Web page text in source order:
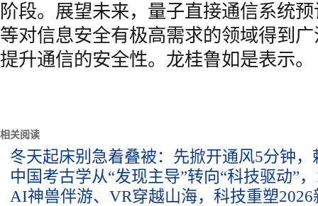
阶段。展望未来，量子直接通信系统
等对信息安全有极高需求的领域得到
提升通信的安全性。龙桂鲁如是表示。
相关阅读
冬天起床别急着叠被：先掀开通风5分钟
中国考古学从“发现主导”转向“科技驱动”
AI神兽伴游、VR穿越山海，科技重塑